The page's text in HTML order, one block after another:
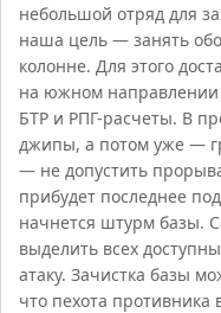
небольшой отряд для
наша цель — занять
колонне. Для этого
на южном направлении
БТР и РПГ-расчеты. В
джипы, а потом уже —
— не допустить
прибудет последнее
начнется штурм базы.
выделить всех
атаку. Зачистка базы
что пехота противника